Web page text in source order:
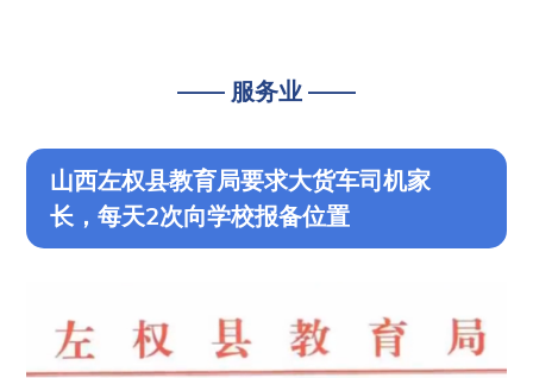
—— 服务业 ——
山西左权县教育局要求大货车司机家
长，每天2次向学校报备位置